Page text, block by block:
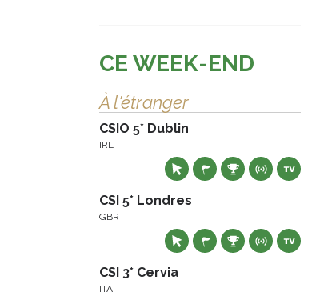
CE WEEK-END
À l'étranger
CSIO 5* Dublin
IRL
CSI 5* Londres
GBR
CSI 3* Cervia
ITA